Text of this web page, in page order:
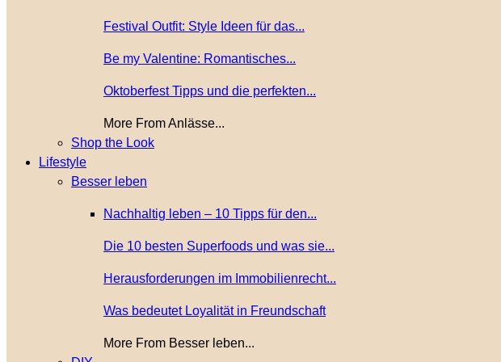
Festival Outfit: Style Ideen für das...
Be my Valentine: Romantisches...
Oktoberfest Tipps und die perfekten...
More From Anlässe...
Shop the Look
Lifestyle
Besser leben
Nachhaltig leben – 10 Tipps für den...
Die 10 besten Superfoods und was sie...
Herausforderungen im Immobilienrecht...
Was bedeutet Loyalität in Freundschaft
More From Besser leben...